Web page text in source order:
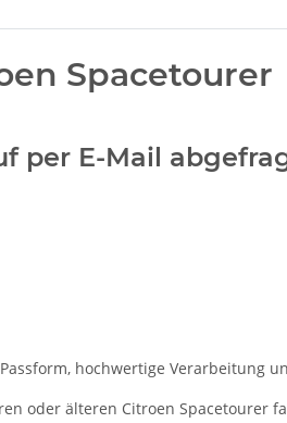
Spacetourer
per E-Mail
hochwertige Verarbeitung
oder älteren Citroen Spacetourer